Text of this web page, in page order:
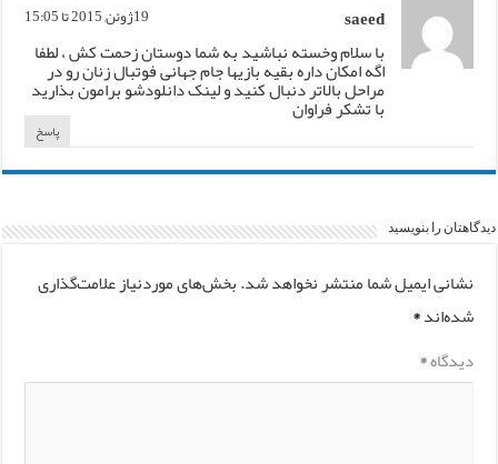
saeed 19ژوئن, 2015 تا 15:05
با سلام وخسته نباشید به شما دوستان زحمت کش ، لطفا
اگه امکان داره بقیه بازیها جام جهانی فوتبال زنان رو در
مراحل بالاتر دنبال کنید و لینک دانلودشو برامون بذارید
با تشکر فراوان
پاسخ
دیدگاهتان را بنویسید
نشانی ایمیل شما منتشر نخواهد شد.بخش‌های موردنیاز علامت‌گذاری
شده‌اند*
دیدگاه*